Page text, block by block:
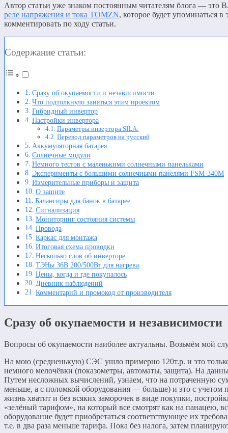
Автор статьи уже знаком постоянным читателям блога — это
реле напряжения и тока TOMZN, которое будет упоминаться
комментировать по ходу статьи.
Содержание статьи:
Сразу об окупаемости и независимости
Что подтолкнуло заняться этим проектом
Гибридный инвертор
Настройки инвертора
Параметры инвертора SILA:
Перевод параметров на русский
Аккумуляторная батарея
Солнечные модули
Немного тестов с маленькими солнечными панельками
Эксперименты с большими солнечными панелями FSM-340M
Измерительные приборы и защита
О защите
Балансиры для банок в батарее
Сигнализация
Мониторинг состояния системы
Провода
Каркас для монтажа
Итоговая схема проводки
Несколько слов об инверторе
ТЭНы 36В 200/500Вт для нагрева
Цены, когда и где покупалось
Дневник наблюдений
Комментарий и промокод от производителя
Сразу об окупаемости и независимости
Вопросы об окупаемости наиболее актуальны. Возьмём мой
На мою (средненькую) СЭС ушло примерно 120т.р. и это
немного мелочёвки (показометры, автоматы, защита). На
Путем несложных вычислений, узнаем, что на потраченную
меньше, а с поломкой оборудования — больше) и это с учетом
жизнь хватит и без всяких заморочек в виде покупки,
«зелёный тарифом», на который все смотрят как на панацею,
оборудование будет приобретаться соответствующее их
т.е. в два раза меньше тарифа. Пока без налога, затем